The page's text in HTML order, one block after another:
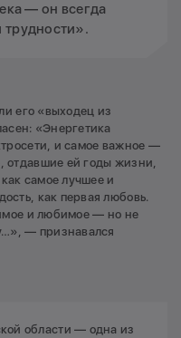
— он всегда
его «выходец из
«Энергетика
и самое важное —
отдавшие ей годы жизни,
самое лучшее и
как первая любовь.
и любимое — но не
— признавался
области — одна из